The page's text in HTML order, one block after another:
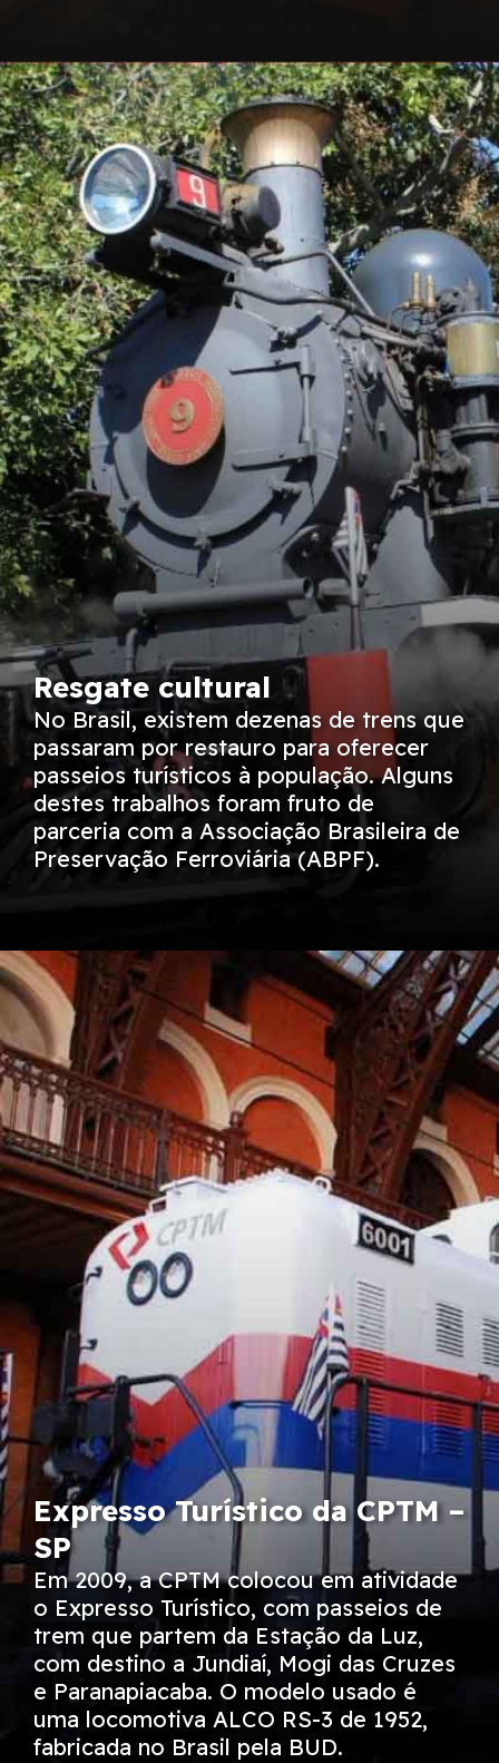
Resgate cultural
No Brasil, existem dezenas de trens que
passaram por restauro para oferecer
passeios turísticos à população. Alguns
destes trabalhos foram fruto de
parceria com a Associação Brasileira de
Preservação Ferroviária (ABPF).
Expresso Turístico da CPTM –
SP
Em 2009, a CPTM colocou em atividade
o Expresso Turístico, com passeios de
trem que partem da Estação da Luz,
com destino a Jundiaí, Mogi das Cruzes
e Paranapiacaba. O modelo usado é
uma locomotiva ALCO RS-3 de 1952,
fabricada no Brasil pela BUD.